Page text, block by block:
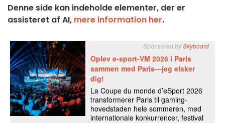
Denne side kan indeholde elementer, der er
assisteret af AI, mere information her.